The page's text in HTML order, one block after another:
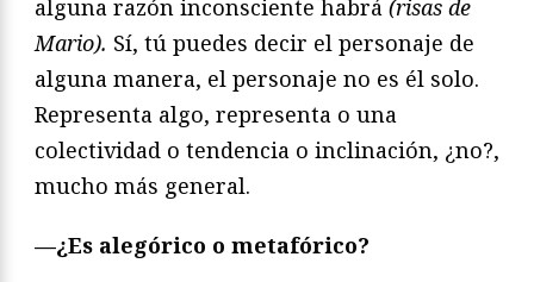
alguna razón inconsciente habrá (risas de
Mario). Sí, tú puedes decir el personaje de
alguna manera, el personaje no es él solo.
Representa algo, representa o una
colectividad o tendencia o inclinación, ¿no?,
mucho más general.
—¿Es alegórico o metafórico?